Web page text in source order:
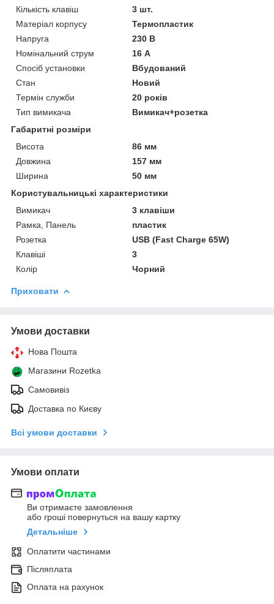
Кількість клавіш
3 шт.
Матеріал корпусу
Термопластик
Напруга
230 В
Номінальний струм
16 А
Спосіб установки
Вбудований
Стан
Новий
Термін служби
20 років
Тип вимикача
Вимикач+розетка
Габаритні розміри
Висота
86 мм
Довжина
157 мм
Ширина
50 мм
Користувальницькі характеристики
Вимикач
3 клавіши
Рамка, Панель
пластик
Розетка
USB (Fast Charge 65W)
Клавіші
3
Колір
Чорний
Приховати
Умови доставки
Нова Пошта
Магазини Rozetka
Самовивіз
Доставка по Києву
Всі умови доставки
Умови оплати
Ви отримаєте замовлення
або гроші повернуться на вашу картку
Детальніше
Оплатити частинами
Післяплата
Оплата на рахунок